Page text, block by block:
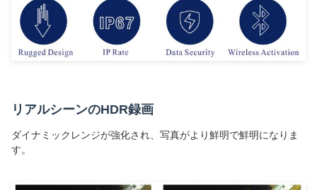
リアルシーンのHDR録画
ダイナミックレンジが強化され、写真がより鮮明で鮮明になりま
す。